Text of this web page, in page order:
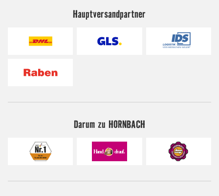
Hauptversandpartner
Darum zu HORNBACH